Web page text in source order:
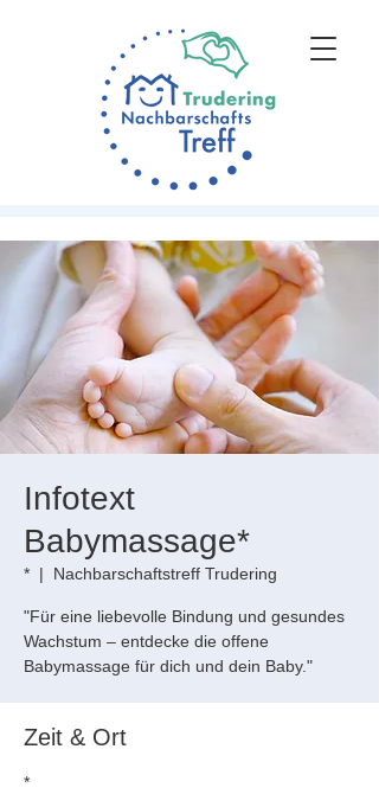
Infotext
Babymassage*
*
  |
Nachbarschaftstreff Trudering
"Für eine liebevolle Bindung und gesundes
Wachstum – entdecke die offene
Babymassage für dich und dein Baby."
Zeit & Ort
*